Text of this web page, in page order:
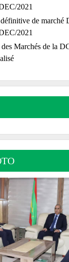
2021
de marché
2021
des Marchés de la